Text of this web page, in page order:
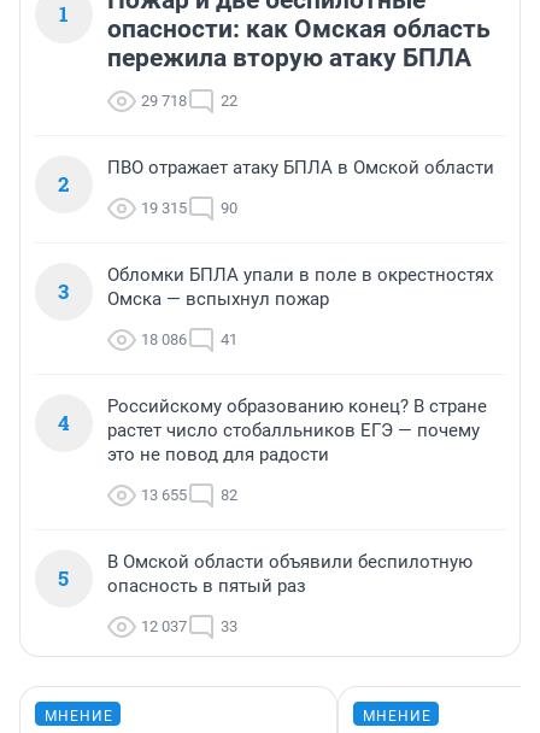
1
опасности: как Омская область
пережила вторую атаку БПЛА
29 718 22
2
ПВО отражает атаку БПЛА в Омской области
19 315 90
3
Обломки БПЛА упали в поле в окрестностях
Омска — вспыхнул пожар
18 086 41
4
Российскому образованию конец? В стране
растет число стобалльников ЕГЭ — почему
это не повод для радости
13 655 82
5
В Омской области объявили беспилотную
опасность в пятый раз
12 037 33
МНЕНИЕ МНЕНИЕ